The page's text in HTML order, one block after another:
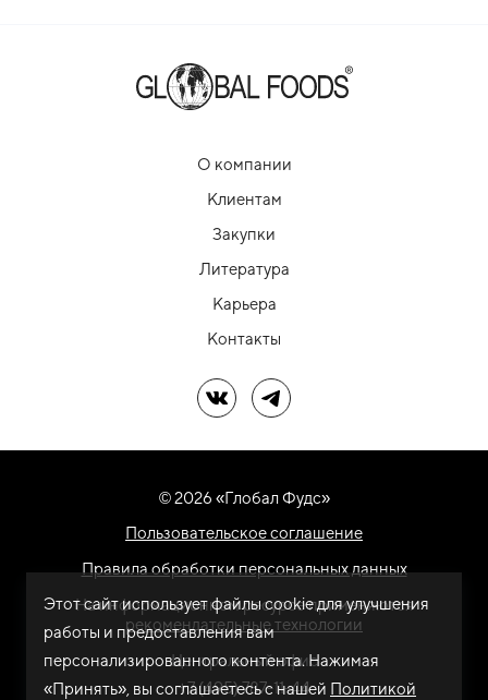
О компании
Клиентам
Закупки
Литература
Карьера
Контакты
Мы в ВКМы в Telegram
© 2026 «Глобал Фудс»
Пользовательское соглашение
Правила обработки персональных данных
На информационном ресурсе применяются
рекомендательные технологии
Центральный офис
+7 (495) 787-11-44
Этот сайт использует файлы cookie для улучшения
работы и предоставления вам
персонализированного контента. Нажимая
«Принять», вы соглашаетесь с нашей Политикой